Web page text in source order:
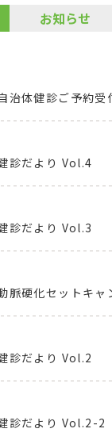
お知らせ
治体健診ご予約受
診だより Vol.4
診だより Vol.3
脈硬化セットキャ
診だより Vol.2
診だより Vol.2-2